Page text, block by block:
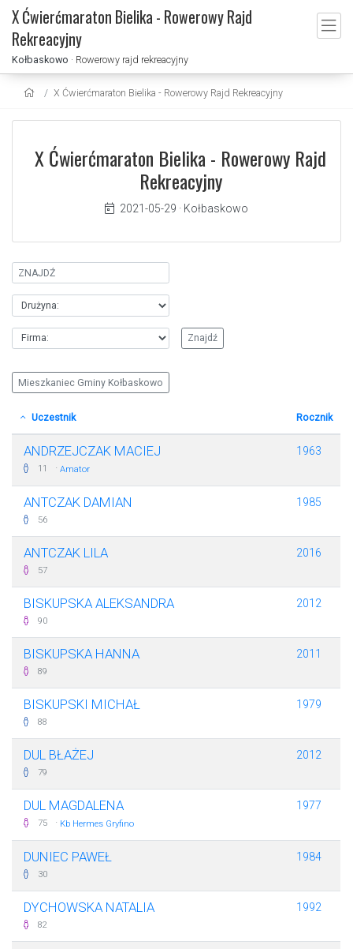
X Ćwierćmaraton Bielika - Rowerowy Rajd
Rekreacyjny
Kołbaskowo · Rowerowy rajd rekreacyjny
X Ćwierćmaraton Bielika - Rowerowy Rajd Rekreacyjny
X Ćwierćmaraton Bielika - Rowerowy Rajd
Rekreacyjny
2021-05-29 · Kołbaskowo
Mieszkaniec Gminy Kołbaskowo
Uczestnik Rocznik
ANDRZEJCZAK MACIEJ
11 · Amator
1963
ANTCZAK DAMIAN
56
1985
ANTCZAK LILA
57
2016
BISKUPSKA ALEKSANDRA
90
2012
BISKUPSKA HANNA
89
2011
BISKUPSKI MICHAŁ
88
1979
DUL BŁAŻEJ
79
2012
DUL MAGDALENA
75 · Kb Hermes Gryfino
1977
DUNIEC PAWEŁ
30
1984
DYCHOWSKA NATALIA
82
1992